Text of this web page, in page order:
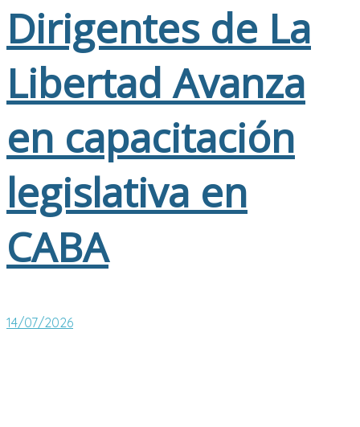
Dirigentes de La
Libertad Avanza
en capacitación
legislativa en
CABA
14/07/2026